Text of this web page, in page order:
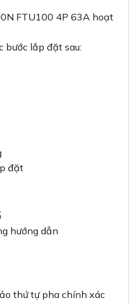
FTU100 4P 63A hoạt
bước lắp đặt sau:
đặt
hướng dẫn
thứ tự pha chính xác